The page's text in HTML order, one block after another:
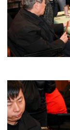
八
点
僧
访
谈